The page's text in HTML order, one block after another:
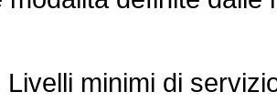
Livelli minimi di